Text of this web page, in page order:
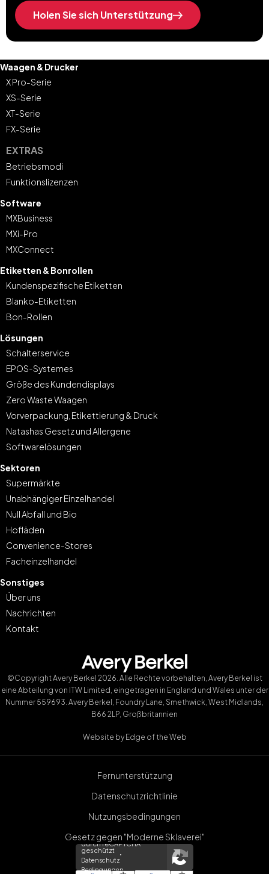
Holen Sie sich Unterstützung
Waagen & Drucker
X Pro-Serie
XS-Serie
XT-Serie
FX-Serie
EXTRAS
Betriebsmodi
Funktionslizenzen
Software
MXBusiness
MXi-Pro
MXConnect
Etiketten & Bonrollen
Kundenspezifische Etiketten
Blanko-Etiketten
Bon-Rollen
Lösungen
Schalterservice
EPOS-Systemes
Größe des Kundendisplays
Zero Waste Waagen
Vorverpackung, Etikettierung & Druck
Natashas Gesetz und Allergene
Softwarelösungen
Sektoren
Supermärkte
Unabhängiger Einzelhandel
Null Abfall und Bio
Hofläden
Convenience-Stores
Facheinzelhandel
Sonstiges
Über uns
Nachrichten
Kontakt
©Copyright Avery Berkel 2026. Alle Rechte vorbehalten, Avery Berkel ist
eine Abteilung von ITW Limited, eingetragen in England und Wales unter der
Nummer 559693. Avery Berkel, Foundry Lane, Smethwick, West Midlands,
B66 2LP, Großbritannien
Website by Edge of the Web
Fernunterstützung
Datenschutzrichtlinie
Nutzungsbedingungen
Gesetz gegen "Moderne Sklaverei"
durch reCAPTCHA
geschützt
Datenschutz
Bedingungen